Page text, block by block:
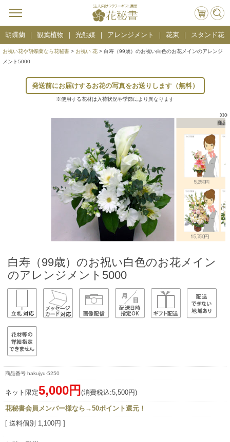
胡蝶蘭 観葉植物 光触媒 アレンジメント 花束 スタンド花
お祝い花や胡蝶蘭なら花秘書 > お祝い 花 > 白寿（99歳）のお祝い白色のお花メインのアレンジ
メント5000
発送前にお届けするお花の写真をお送りします（無料）
※使用する花材は入荷状況や季節により異なります
白寿（99歳）のお祝い白色のお花メイン
のアレンジメント5000
hakujyu-5250
ネット限定5,000円 (消費税込:5,500円)
花秘書会員メンバー様なら→50ポイント還元！
[ 送料個別 1,100円 ]